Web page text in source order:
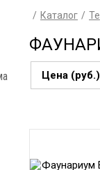
Каталог
Цена (руб.)